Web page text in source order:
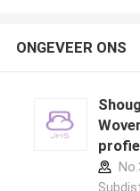
ONGEVEER ONS